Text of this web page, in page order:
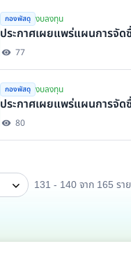
กองพัสดุ งบลงทุน
ประกาศเผยแพร่แผนการจั
77
กองพัสดุ งบลงทุน
ประกาศเผยแพร่แผนการจั
80
131 - 140 จาก 165 รา